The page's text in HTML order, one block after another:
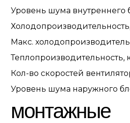
Уровень шума внутреннего
Макс.
Теплопроизводительность,
Кол-во скоростей
Уровень шума наружного
монтажные